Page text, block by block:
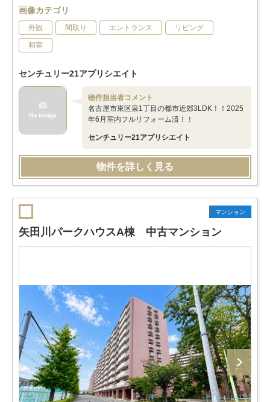
画像カテゴリ
外観 間取り エントランス リビング
和室
センチュリー21アプリシエイト
物件担当者コメント
名古屋市東区泉1丁目の都市近郊3LDK！！2025
年6月室内フルリフォーム済！！
センチュリー21アプリシエイト
物件を詳しく見る
マンション
矢田川パークハウスA棟 中古マンション